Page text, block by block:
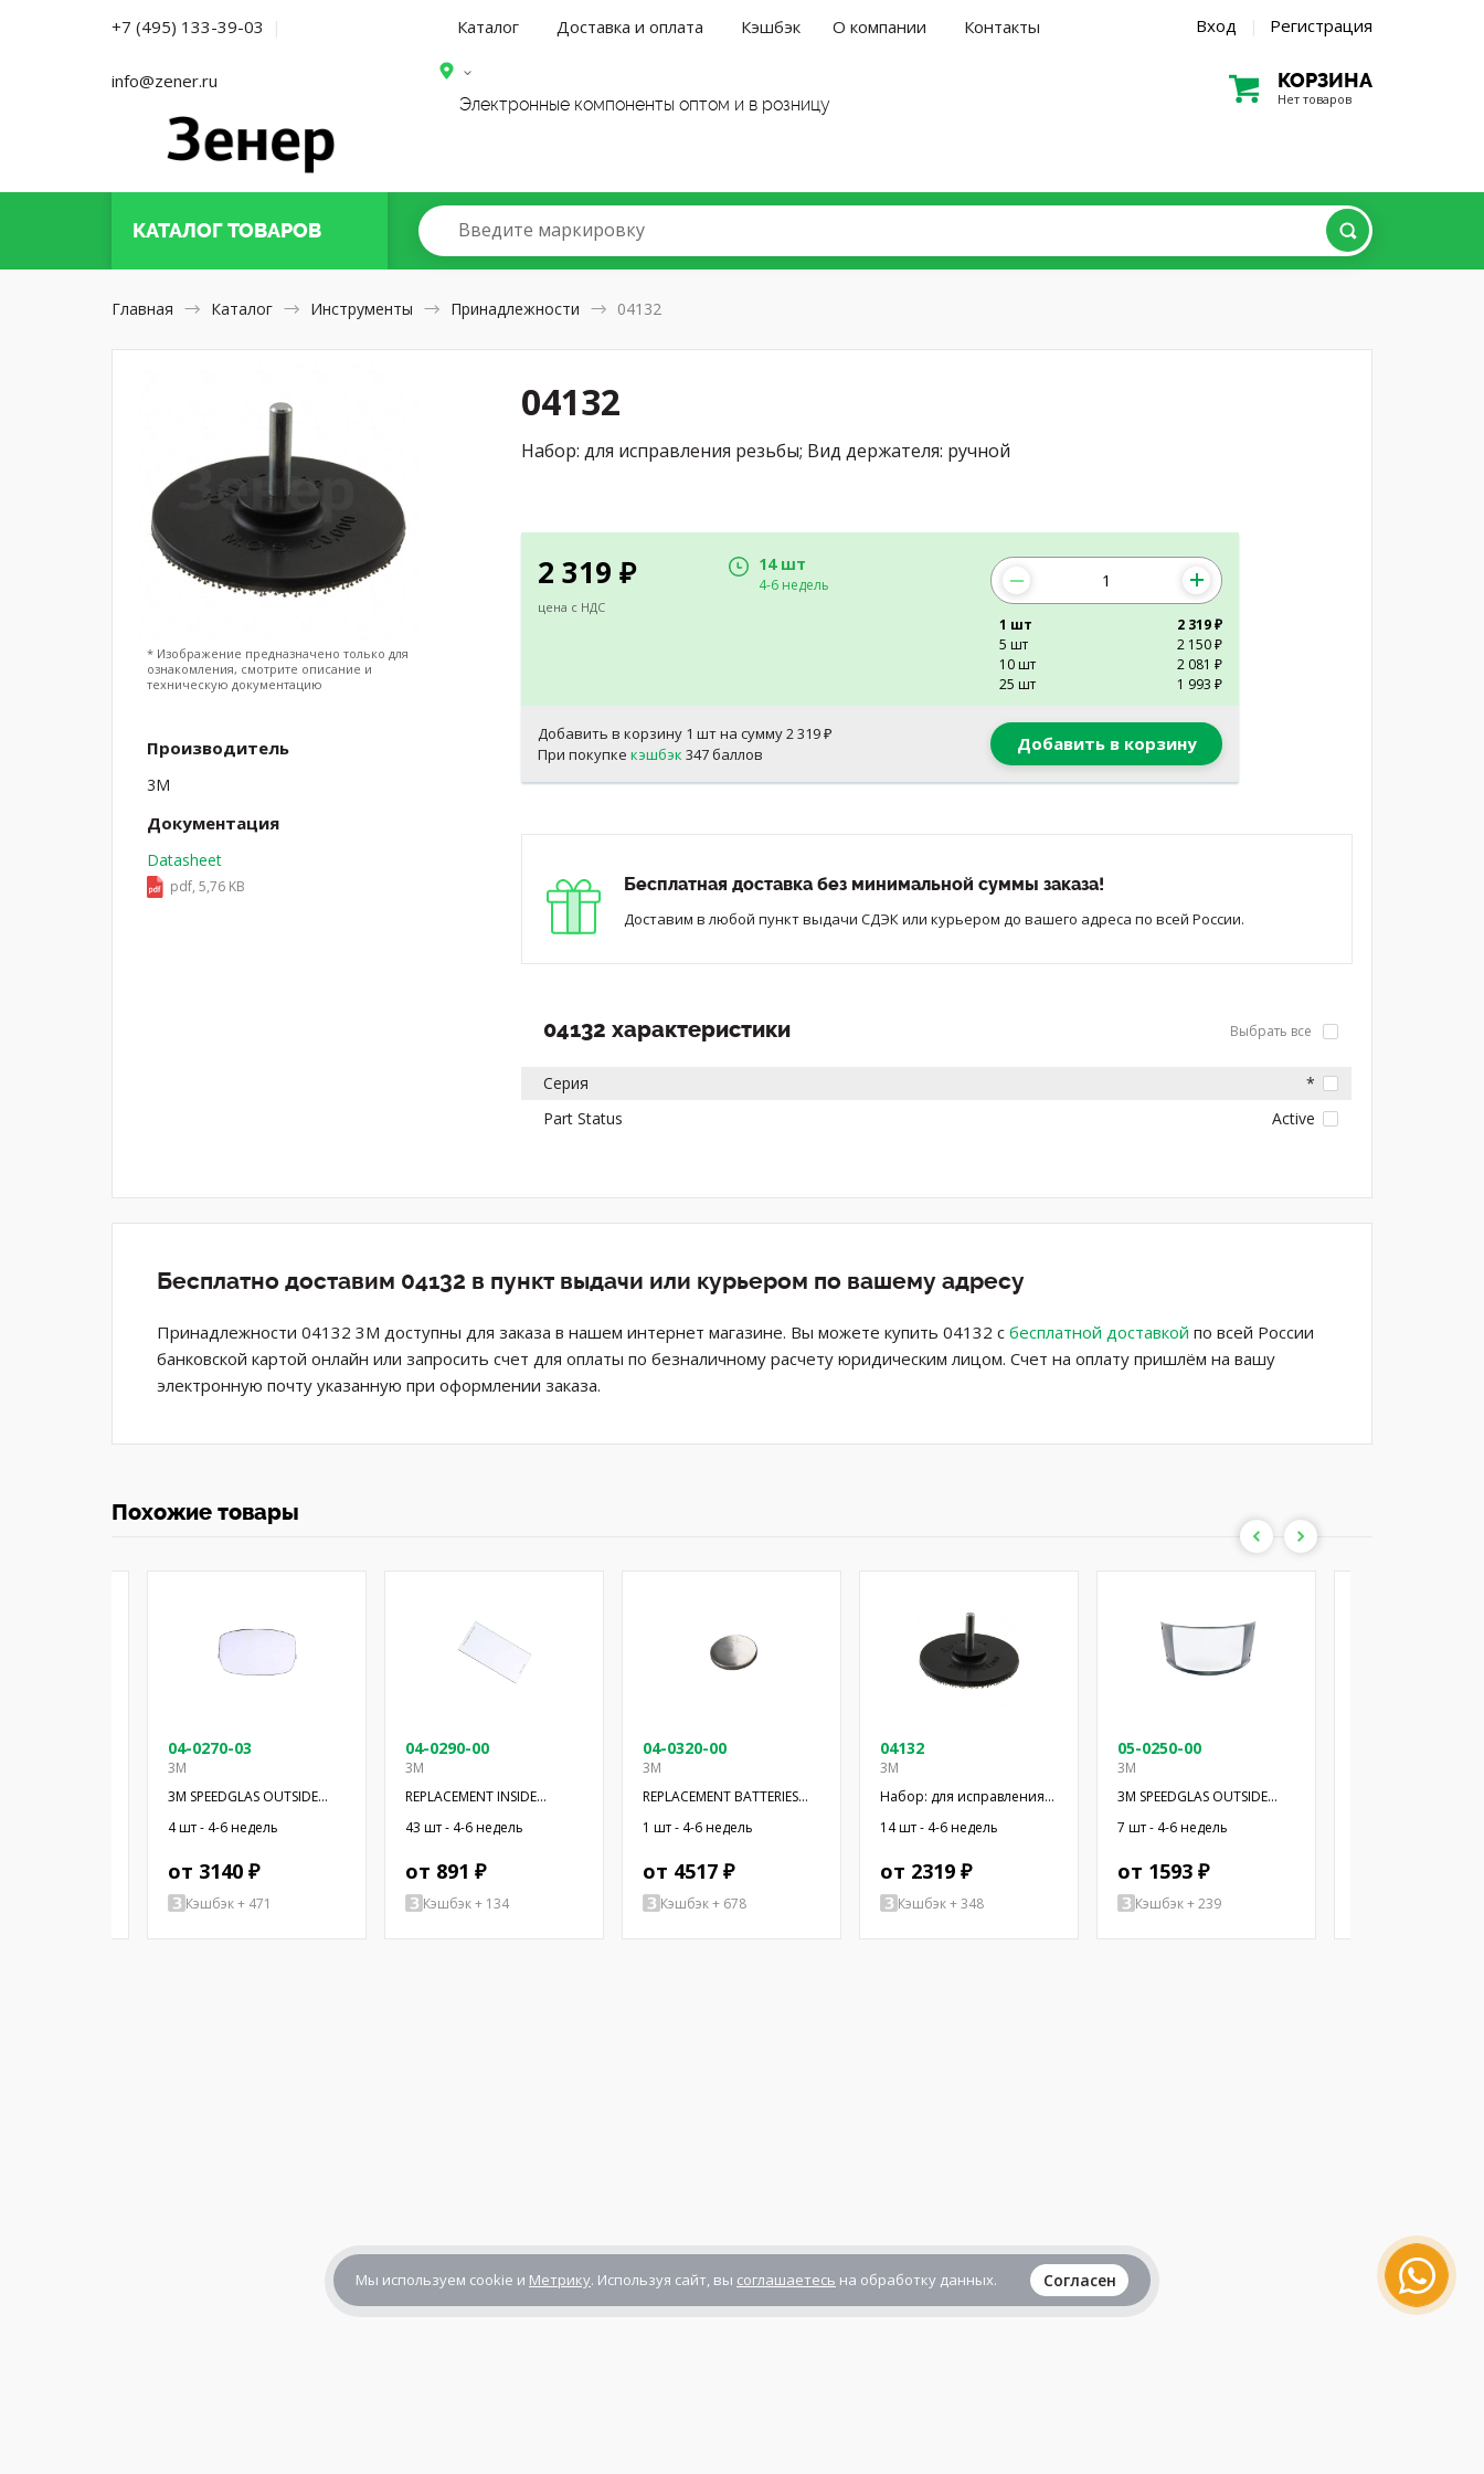
+7 (495) 133-39-03 |
info@zener.ru
Каталог Доставка и оплата Кэшбэк О компании Контакты Вход | Регистрация
Электронные компоненты оптом и в розницу
КОРЗИНА
Нет товаров
КАТАЛОГТОВАРОВ Введите маркировку
Главная Каталог Инструменты Принадлежности 04132
04132
Hабор: для исправления резьбы; Вид держателя: ручной
2 319 ₽
цена с НДС
14 шт
4-6 недель
1 шт
2 319 ₽
5 шт
2 150 ₽
10 шт
2 081 ₽
25 шт
1 993 ₽
Добавить в корзину 1 шт на сумму2 319 ₽
При покупкекэшбэк 347 баллов Добавить в корзину
Бесплатная доставка без минимальной суммы заказа!
Доставим в любой пункт выдачи СДЭК или курьером до вашего адреса по всей России.
04132 характеристики Выбрать все
Серия
*
Part Status
Active
* Изображение предназначено только для
ознакомления, смотрите описание и
техническую документацию
Производитель
3M
Документация
Datasheet
pdf, 5,76 KB
Бесплатно доставим 04132 в пункт выдачи или курьером по вашему адресу
Принадлежности 04132 3M доступны для заказа в нашем интернет магазине. Вы можете купить 04132 с бесплатной доставкой по всей России
банковской картой онлайн или запросить счет для оплаты по безналичному расчету юридическим лицом. Счет на оплату пришлём на вашу
электронную почту указанную при оформлении заказа.
Похожие товары
04-0270-03
3M
3M SPEEDGLAS OUTSIDE
PRO
4 шт - 4-6 недель
от 3140 ₽
Кэшбэк + 471
04-0290-00
3M
REPLACEMENT INSIDE
PROTECTION PL
43 шт - 4-6 недель
от 891 ₽
Кэшбэк + 134
04-0320-00
3M
REPLACEMENT BATTERIES
FOR 3M
1 шт - 4-6 недель
от 4517 ₽
Кэшбэк + 678
04132
3M
Hабор: для исправления
резьбы; Вид держателя:
14 шт - 4-6 недель
от 2319 ₽
Кэшбэк + 348
05-0250-00
3M
3M SPEEDGLAS OUTSIDE
PRO
7 шт - 4-6 недель
от 1593 ₽
Кэшбэк + 239
Мы используем cookie и Метрику. Используя сайт, вы соглашаетесь на обработку данных. Согласен